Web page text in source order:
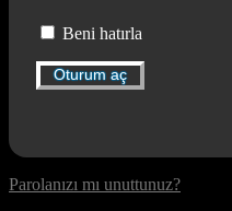
Beni hatırla
Parolanızı mı unuttunuz?